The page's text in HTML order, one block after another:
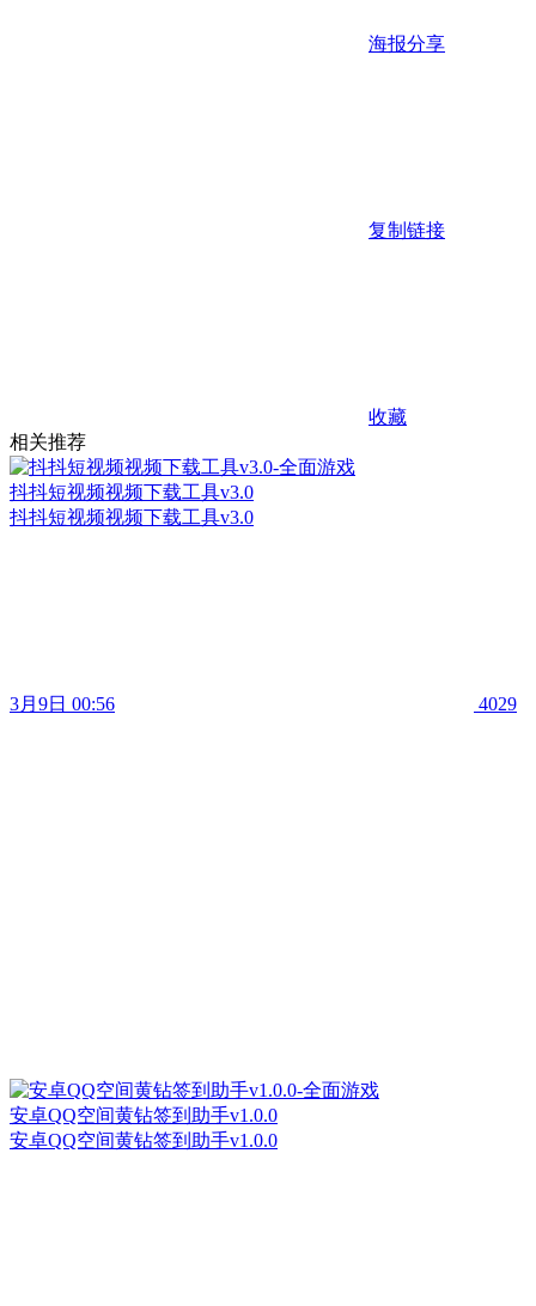
海报分享
复制链接
收藏
相关推荐
抖抖短视频视频下载工具v3.0
抖抖短视频视频下载工具v3.0
3月9日 00:56 4029
安卓QQ空间黄钻签到助手v1.0.0
安卓QQ空间黄钻签到助手v1.0.0